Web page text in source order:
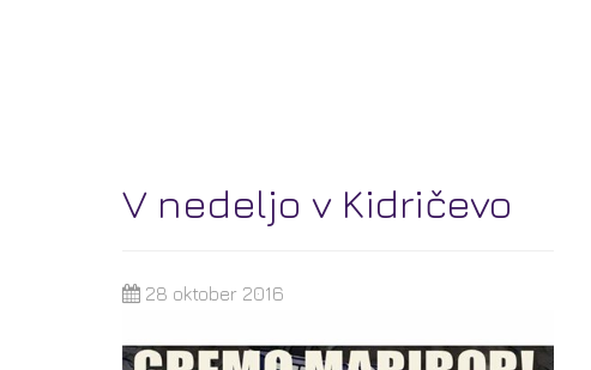
V nedeljo v Kidričevo
28 oktober 2016